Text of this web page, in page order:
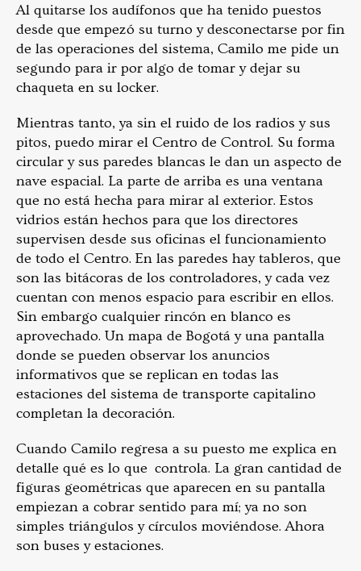
Al quitarse los audífonos que ha tenido puestos
desde que empezó su turno y desconectarse por fin
de las operaciones del sistema, Camilo me pide un
segundo para ir por algo de tomar y dejar su
chaqueta en su locker.
Mientras tanto, ya sin el ruido de los radios y sus
pitos, puedo mirar el Centro de Control. Su forma
circular y sus paredes blancas le dan un aspecto de
nave espacial. La parte de arriba es una ventana
que no está hecha para mirar al exterior. Estos
vidrios están hechos para que los directores
supervisen desde sus oficinas el funcionamiento
de todo el Centro. En las paredes hay tableros, que
son las bitácoras de los controladores, y cada vez
cuentan con menos espacio para escribir en ellos.
Sin embargo cualquier rincón en blanco es
aprovechado. Un mapa de Bogotá y una pantalla
donde se pueden observar los anuncios
informativos que se replican en todas las
estaciones del sistema de transporte capitalino
completan la decoración.
Cuando Camilo regresa a su puesto me explica en
detalle qué es lo que controla. La gran cantidad de
figuras geométricas que aparecen en su pantalla
empiezan a cobrar sentido para mí; ya no son
simples triángulos y círculos moviéndose. Ahora
son buses y estaciones.